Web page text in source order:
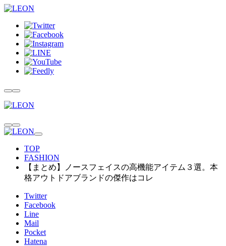
TOP
FASHION
【まとめ】ノースフェイスの高機能アイテム３選。本
格アウトドアブランドの傑作はコレ
Twitter
Facebook
Line
Mail
Pocket
Hatena